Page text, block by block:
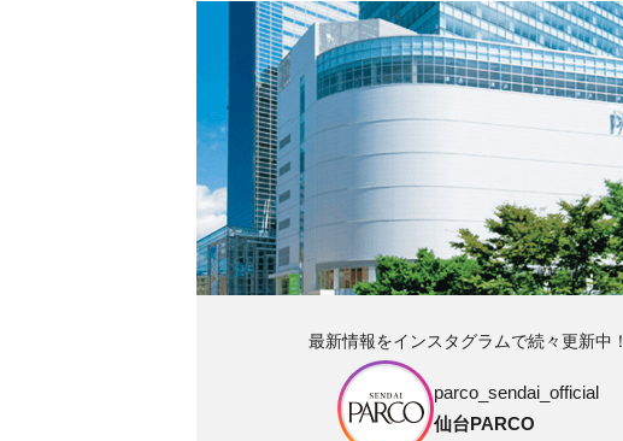
最新情報をインスタグラムで続々更新中！
parco_sendai_official
仙台PARCO